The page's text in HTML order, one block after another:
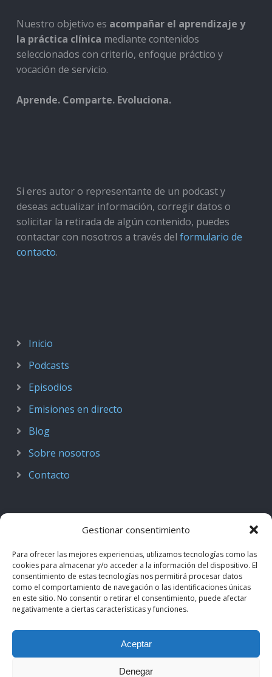
Gestionar consentimiento
Para ofrecer las mejores experiencias, utilizamos tecnologías como las
cookies para almacenar y/o acceder a la información del dispositivo. El
consentimiento de estas tecnologías nos permitirá procesar datos
como el comportamiento de navegación o las identificaciones únicas
en este sitio. No consentir o retirar el consentimiento, puede afectar
negativamente a ciertas características y funciones.
Aceptar
Denegar
Nuestro objetivo es acompañar el aprendizaje y
la práctica clínica mediante contenidos
seleccionados con criterio, enfoque práctico y
vocación de servicio.
Aprende. Comparte. Evoluciona.
Si eres autor o representante de un podcast y
deseas actualizar información, corregir datos o
solicitar la retirada de algún contenido, puedes
contactar con nosotros a través del formulario de
contacto.
Inicio
Podcasts
Episodios
Emisiones en directo
Blog
Sobre nosotros
Contacto
Podcast de Medicina · by casiMedicos
Radio casiMedicos
. Los contenidos pertenecen a sus